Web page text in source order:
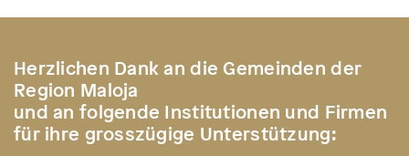
Herzlichen Dank an die Gemeinden der
Region Maloja
und an folgende Institutionen und Firmen
für ihre grosszügige Unterstützung: